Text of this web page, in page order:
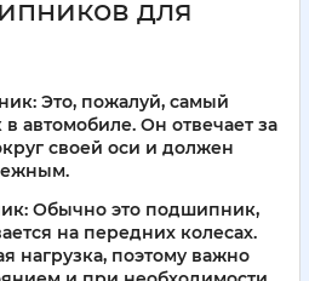
для
Это, пожалуй, самый
автомобиле. Он отвечает за
своей оси и должен
Обычно это подшипник,
на передних колесах.
нагрузка, поэтому важно